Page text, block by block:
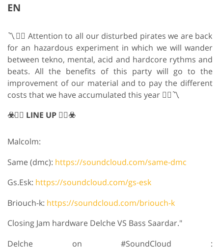
EN
〽️🏴‍☠️ Attention to all our disturbed pirates we are back
for an hazardous experiment in which we will wander
between tekno, mental, acid and hardcore rythms and
beats. All the benefits of this party will go to the
improvement of our material and to pay the different
costs that we have accumulated this year 🏴‍☠️〽️
☣️🏴‍☠️ LINE UP 🏴‍☠️☣️
Malcolm:
Same (dmc): https://soundcloud.com/same-dmc
Gs.Esk: https://soundcloud.com/gs-esk
Briouch-k: https://soundcloud.com/briouch-k
Closing Jam hardware Delche VS Bass Saardar."
Delche on #SoundCloud :